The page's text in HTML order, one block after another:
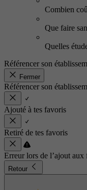
Combien
Que faire
Quelles
Référencer son
Fermer
Référencer son
Ajouté à tes favoris
Retiré de tes favoris
Erreur lors de l’ajout aux
Retour